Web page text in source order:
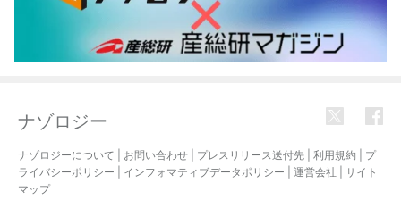
ナゾロジー
ナゾロジーについて お問い合わせ プレスリリース送付先 利用規約
プ
ライバシーポリシー
インフォマティブデータポリシー 運営会社
サイト
マップ